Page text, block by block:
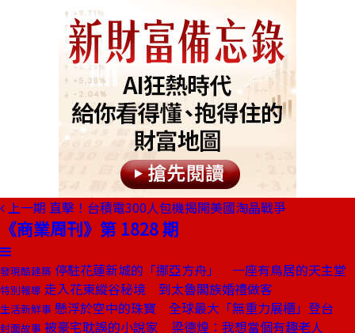
上一期 直擊！台積電300人包機揭開美國淘晶戰爭
《商業周刊》第 1828 期
發現酷建築 停駐花蓮新城的「挪亞方舟」 一座有鳥居的天主堂
特別報導 走入花東縱谷秘境 到太魯閣族婚禮做客
生活新鮮事 懸浮於空中的珠寶 全球最大「無重力展櫃」登台
封面故事 被豪宅耽誤的小說家 梁德煌：我想當個有趣老人